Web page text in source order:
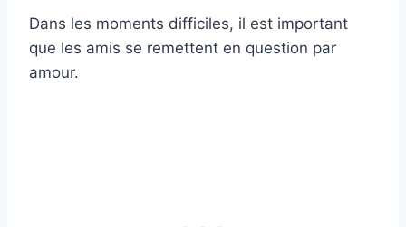
Dans les moments difficiles, il est important
que les amis se remettent en question par
amour.